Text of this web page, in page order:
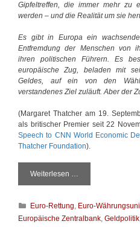
Gipfeltreffen, die immer mehr zu
werden – und die Realität um sie
Es gibt in Europa ein
Entfremdung der Menschen von
ihren politischen Führern. Es
europäische Zug, beladen mit
Geldes, auf ein von den
verstandenes Ziel zuläuft. Aber der
(Margaret Thatcher am 19.
als britischer Premier seit 22
Speech to CNN World Economic
Thatcher Foundation).
Weiterlesen …
a
g
i
K
a
Euro-Rettung, Euro-
Europäische Zentralbank, Geldpolitik